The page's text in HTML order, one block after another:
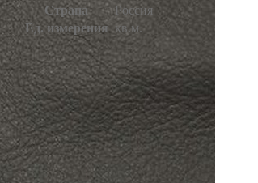
Страна
Россия
Ед. измерения кв.м.